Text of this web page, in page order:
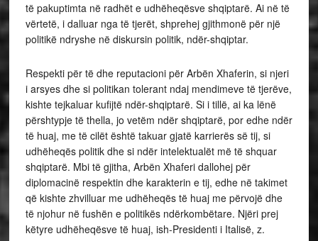
të pakuptimta në radhët e udhëheqësve shqiptarë. Ai në të
vërtetë, i dalluar nga të tjerët, shprehej gjithmonë për një
politikë ndryshe në diskursin politik, ndër-shqiptar.
Respekti për të dhe reputacioni për Arbën Xhaferin, si njeri
i arsyes dhe si politikan tolerant ndaj mendimeve të tjerëve,
kishte tejkaluar kufijtë ndër-shqiptarë. Si i tillë, ai ka lënë
përshtypje të thella, jo vetëm ndër shqiptarë, por edhe ndër
të huaj, me të cilët është takuar gjatë karrierës së tij, si
udhëheqës politik dhe si ndër intelektualët më të shquar
shqiptarë. Mbi të gjitha, Arbën Xhaferi dallohej për
diplomacinë respektin dhe karakterin e tij, edhe në takimet
që kishte zhvilluar me udhëheqës të huaj me përvojë dhe
të njohur në fushën e politikës ndërkombëtare. Njëri prej
këtyre udhëheqësve të huaj, ish-Presidenti i Italisë, z.